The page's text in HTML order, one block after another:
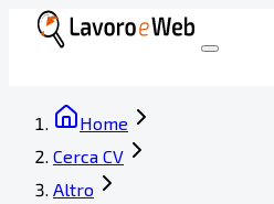
Home
Cerca CV
Altro